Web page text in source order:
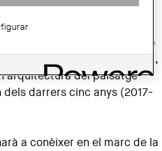
de Paisatgisme Rosa Barba
onze projectes finalistes i 225
del prestigiós certamen,
arquitectura del paisatge
darrers cinc anys (2017-
a conèixer en el marc de la